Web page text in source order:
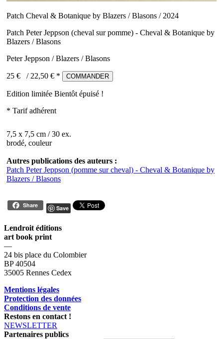
Patch Cheval & Botanique by Blazers / Blasons / 2024
Patch Peter Jeppson (cheval sur pomme) - Cheval & Botanique by
Blazers / Blasons
Peter Jeppson / Blazers / Blasons
25 € / 22,50 € * COMMANDER
Edition limitée Bientôt épuisé !
* Tarif adhérent
7,5 x 7,5 cm / 30 ex.
brodé, couleur
Autres publications des auteurs :
Patch Peter Jeppson (pomme sur cheval) - Cheval & Botanique by
Blazers / Blasons
Share Save
Lendroit éditions
art book print
—
24 bis place du Colombier
BP 40504
35005 Rennes Cedex
Mentions légales
Protection des données
Conditions de vente
Restons en contact !
NEWSLETTER
Partenaires publics